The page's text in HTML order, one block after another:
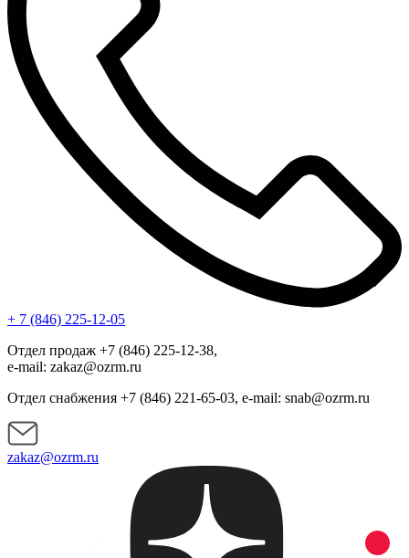
+ 7 (846) 225-12-05
Отдел продаж +7 (846) 225-12-38,
e-mail: zakaz@ozrm.ru
Отдел снабжения +7 (846) 221-65-03, e-mail: snab@ozrm.ru
zakaz@ozrm.ru